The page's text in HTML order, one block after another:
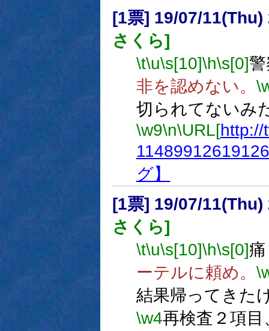
[1票] 19/07/
さくら]
\t\u\s[10]\h\s[0]
非を認めない。
切られてないみ
\w9\n\URL[http://
グ】
[1票] 19/07/
さくら]
\t\u\s[10]\h\s[0]
ーテルに頼め。
結果帰ってきた
\w4再検査２項目